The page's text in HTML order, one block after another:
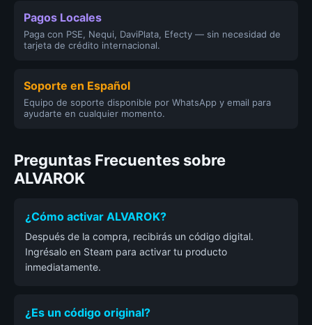
Pagos Locales
Paga con PSE, Nequi, DaviPlata, Efecty — sin necesidad de
tarjeta de crédito internacional.
Soporte en Español
Equipo de soporte disponible por WhatsApp y email para
ayudarte en cualquier momento.
Preguntas Frecuentes sobre
ALVAROK
¿Cómo activar ALVAROK?
Después de la compra, recibirás un código digital.
Ingrésalo en Steam para activar tu producto
inmediatamente.
¿Es un código original?